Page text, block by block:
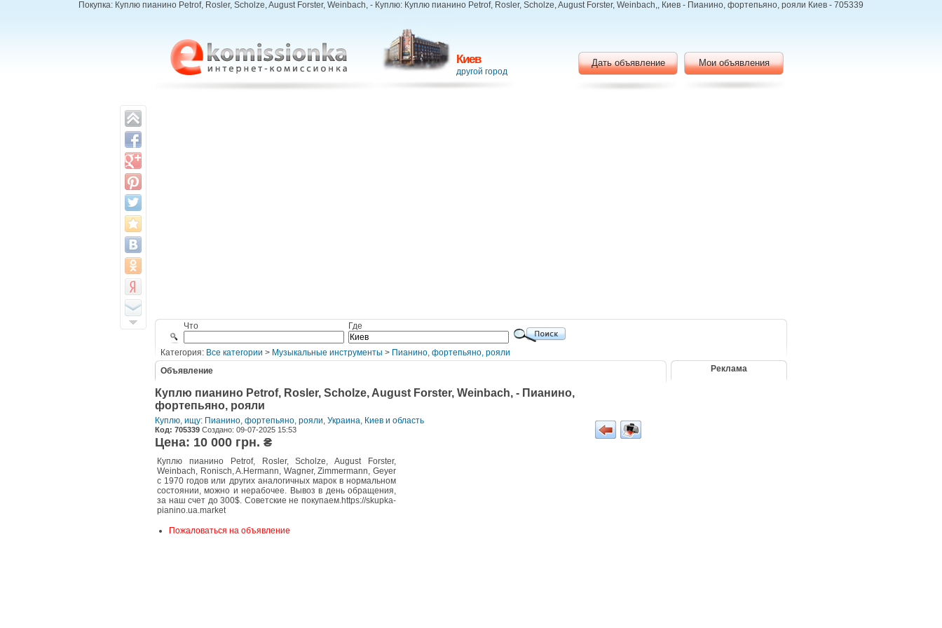
Покупка: Куплю пианино Petrof, Rosler, Scholze, August Forster, Weinbach, - Куплю: Куплю пианино Petrof, Rosler, Scholze, August Forster, Weinbach,, Киев - Пианино, фортепьяно, рояли Киев - 705339
Киев
другой город
Дать объявление Мои объявления
Что Где
Категория: Все категории > Музыкальные инструменты > Пианино, фортепьяно, рояли
Объявление
Куплю пианино Petrof, Rosler, Scholze, August Forster, Weinbach, - Пианино,
фортепьяно, рояли
Куплю, ищу: Пианино, фортепьяно, рояли, Украина, Киев и область
Код: 705339 Создано: 09-07-2025 15:53
Цена: 10 000 грн. ₴
Куплю пианино Petrof, Rosler, Scholze, August Forster,
Weinbach, Ronisch, A.Hermann, Wagner, Zimmermann, Geyer
с 1970 годов или других аналогичных марок в нормальном
состоянии, можно и нерабочее. Вывоз в день обращения,
за наш счет до 300$. Советские не покупаем.https://skupka-
pianino.ua.market
Пожаловаться на объявление
Реклама